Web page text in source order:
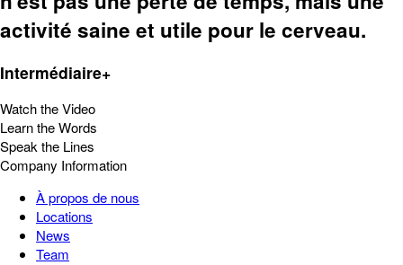
activité saine et utile pour le cerveau.
Intermédiaire+
Watch the Video
Learn the Words
Speak the Lines
Company Information
À propos de nous
Locations
News
Team